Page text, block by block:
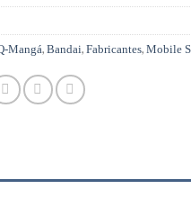
Mangá, Bandai, Fabricantes, Mobile